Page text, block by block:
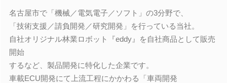
名古屋市で「機械／電気電子／ソフト」の3分野で、
「技術支援／請負開発／研究開発」を行っている当社。
自社オリジナル林業ロボット『eddy』を自社商品として販売
開始
するなど、製品開発に特化した企業です。
車載ECU開発にて上流工程にかかわる「車両開発